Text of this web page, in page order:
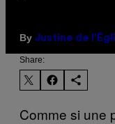
By Justine de
Share:
Comme si une